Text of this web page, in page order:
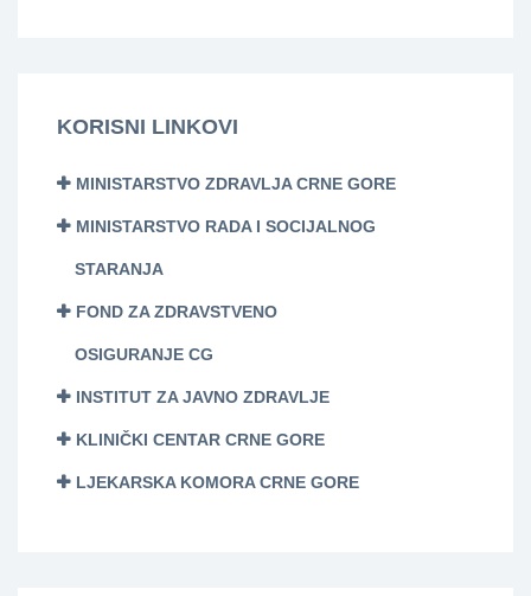
KORISNI LINKOVI
MINISTARSTVO ZDRAVLJA CRNE GORE
MINISTARSTVO RADA I SOCIJALNOG
STARANJA
FOND ZA ZDRAVSTVENO
OSIGURANJE CG
INSTITUT ZA JAVNO ZDRAVLJE
KLINIČKI CENTAR CRNE GORE
LJEKARSKA KOMORA CRNE GORE